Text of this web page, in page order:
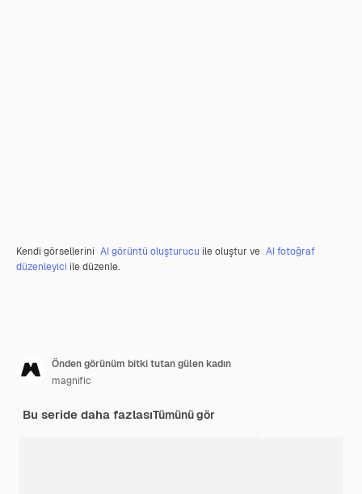
Kendi görsellerini AI görüntü oluşturucu ile oluştur ve AI fotoğraf
düzenleyici ile düzenle.
Önden görünüm bitki tutan gülen kadın
magnific
Bu seride daha fazlasıTümünü gör